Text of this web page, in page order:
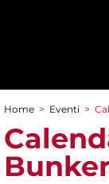
Tu sei qui
Home > Eventi >